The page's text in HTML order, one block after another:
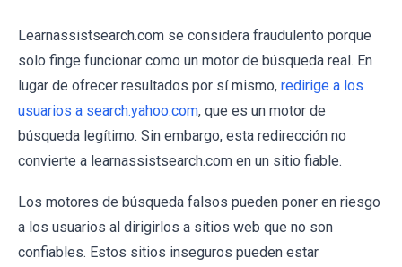
Learnassistsearch.com se considera fraudulento porque
solo finge funcionar como un motor de búsqueda real. En
lugar de ofrecer resultados por sí mismo, redirige a los
usuarios a search.yahoo.com, que es un motor de
búsqueda legítimo. Sin embargo, esta redirección no
convierte a learnassistsearch.com en un sitio fiable.
Los motores de búsqueda falsos pueden poner en riesgo
a los usuarios al dirigirlos a sitios web que no son
confiables. Estos sitios inseguros pueden estar